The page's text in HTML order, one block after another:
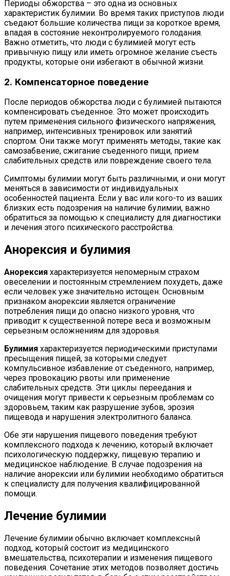
Периоды обжорства – это одна из основных
характеристик булимии. Во время таких приступов люди
съедают большие количества пищи за короткое время,
впадая в состояние неконтролируемого голодания.
Важно отметить, что люди с булимией могут есть
привычную пищу или иметь огромное желание съесть
продукты, которые они избегают в обычной жизни.
2. Компенсаторное поведение
После периодов обжорства люди с булимией пытаются
компенсировать съеденное. Это может происходить
путем применения сильного физического напряжения,
например, интенсивных тренировок или занятий
спортом. Они также могут применять методы, такие как
самозабвение, сжигание съеденного пищи, прием
слабительных средств или повреждение своего тела.
Симптомы булимии могут быть различными, и они могут
меняться в зависимости от индивидуальных
особенностей пациента. Если у вас или кого-то из ваших
близких есть подозрения на наличие булимии, важно
обратиться за помощью к специалисту для диагностики
и лечения этого психического расстройства.
Анорексия и булимия
Анорексия характеризуется непомерным страхом
овеселении и постоянным стремлением похудеть, даже
если человек уже значительно истощен. Основным
признаком анорексии является ограничение
потребления пищи до опасно низкого уровня, что
приводит к существенной потере веса и возможным
серьезным осложнениям для здоровья.
Булимия характеризуется периодическими приступами
пресыщения пищей, за которыми следует
компульсивное избавление от съеденного, например,
через провокацию рвоты или применение
слабительных средств. Эти циклы переедания и
очищения могут привести к серьезным проблемам со
здоровьем, таким как разрушение зубов, эрозия
пищевода и нарушения электролитного баланса.
Обе эти нарушения пищевого поведения требуют
комплексного подхода к лечению, который включает
психологическую поддержку, пищевую терапию и
медицинское наблюдение. В случае подозрения на
наличие анорексии или булимии необходимо обратиться
к специалисту для получения квалифицированной
помощи.
Лечение булимии
Лечение булимии обычно включает комплексный
подход, который состоит из медицинского
вмешательства, психотерапии и изменения пищевого
поведения. Сочетание этих методов позволяет достичь